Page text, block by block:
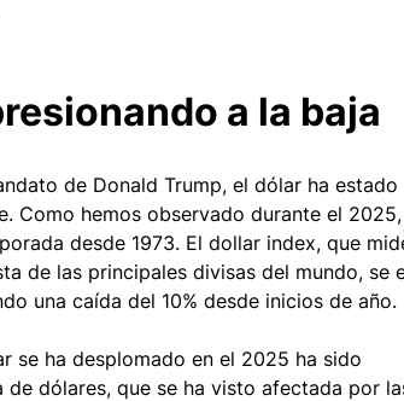
a la baja
de Donald Trump, el dólar ha estado
Como hemos observado durante el
desde 1973. El dollar index, que
de las principales divisas del mundo, se
una caída del 10% desde inicios de año.
se ha desplomado en el 2025 ha sido
dólares, que se ha visto afectada por